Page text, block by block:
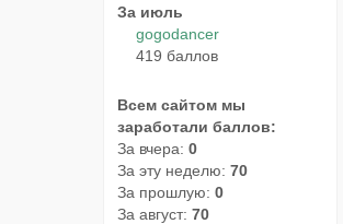
За июль
gogodancer
419 баллов
Всем сайтом мы
заработали баллов:
За вчера: 0
За эту неделю: 70
За прошлую: 0
За август: 70